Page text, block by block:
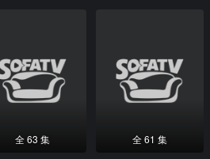
全 63 集 全 61 集